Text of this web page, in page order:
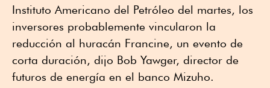
Instituto Americano del Petróleo del martes, los
inversores probablemente vincularon la
reducción al huracán Francine, un evento de
corta duración, dijo Bob Yawger, director de
futuros de energía en el banco Mizuho.